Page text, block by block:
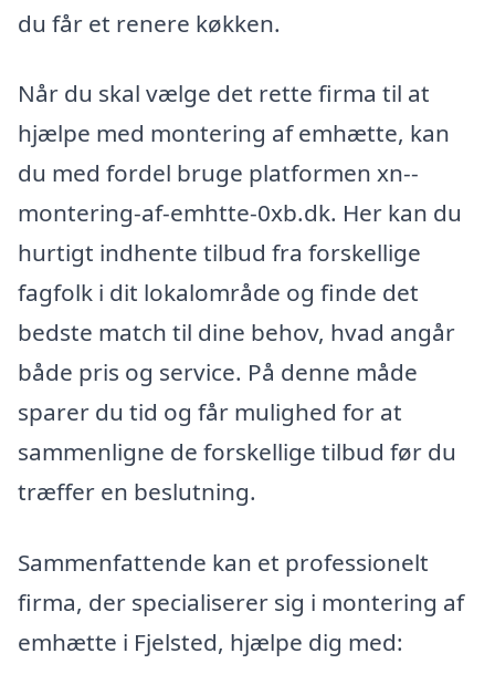
du får et renere køkken.
Når du skal vælge det rette firma til at
hjælpe med montering af emhætte, kan
du med fordel bruge platformen xn--
montering-af-emhtte-0xb.dk. Her kan du
hurtigt indhente tilbud fra forskellige
fagfolk i dit lokalområde og finde det
bedste match til dine behov, hvad angår
både pris og service. På denne måde
sparer du tid og får mulighed for at
sammenligne de forskellige tilbud før du
træffer en beslutning.
Sammenfattende kan et professionelt
firma, der specialiserer sig i montering af
emhætte i Fjelsted, hjælpe dig med: